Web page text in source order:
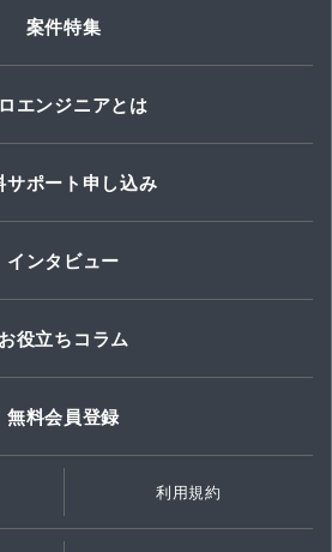
案件特集
エンジニアとは
サポート申し込み
インタビュー
お役立ちコラム
無料会員登録
利用規約